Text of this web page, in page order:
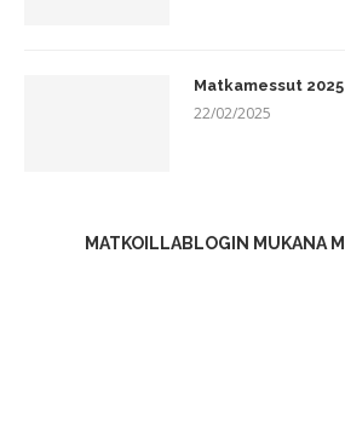
Matkamessut
22/02/2025
MATKOILLABLOGIN MUKANA